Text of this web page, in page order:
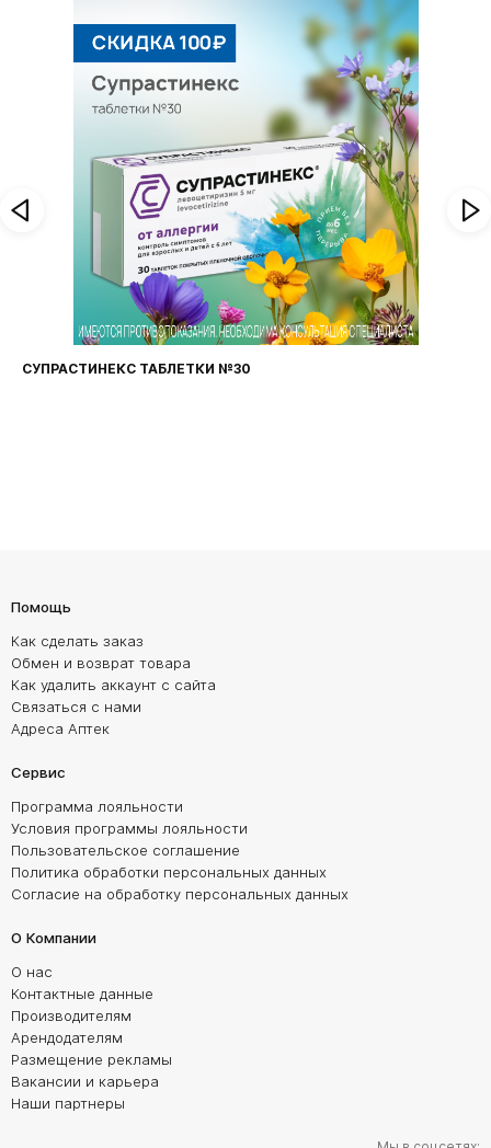
СУПРАСТИНЕКС ТАБЛЕТКИ №30
Помощь
Как сделать заказ
Обмен и возврат товара
Как удалить аккаунт с сайта
Связаться с нами
Адреса Аптек
Сервис
Программа лояльности
Условия программы лояльности
Пользовательское соглашение
Политика обработки персональных данных
Согласие на обработку персональных данных
О Компании
О нас
Контактные данные
Производителям
Арендодателям
Размещение рекламы
Вакансии и карьера
Наши партнеры